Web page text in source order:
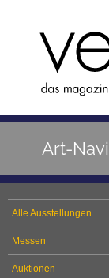
Art-Navi
Alle Ausstellungen
Messen
Auktionen